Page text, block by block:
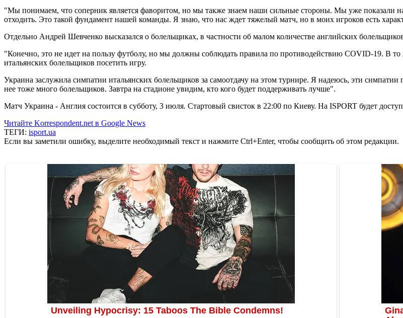
"Мы понимаем, что соперник является фаворитом, но мы также знаем наши сильные стороны. Мы уже показали
отходить. Это такой фундамент нашей команды. Я знаю, что нас ждет тяжелый матч, но в моих игроков есть
Отдельно Андрей Шевченко высказался о болельщиках, в частности об малом количестве английских
"Конечно, это не идет на пользу футболу, но мы должны соблюдать правила по противодействию COVID-19. В
итальянских болельщиков посетить игру.
Украина заслужила симпатии итальянских болельщиков за самоотдачу на этом турнире. Я надеюсь, эти
нее тоже много болельщиков. Завтра на стадионе увидим, кто кого будет поддерживать лучше".
Матч Украина - Англия состоится в субботу, 3 июля. Стартовый свисток в 22:00 по Киеву. На ISPORT будет
Читайте Korrespondent.net в Google News
ТЕГИ: isport.ua
Если вы заметили ошибку, выделите необходимый текст и нажмите Ctrl+Enter, чтобы сообщить об этом редакции.